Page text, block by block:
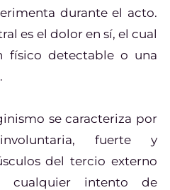
durante el acto.
es el dolor en sí, el cual
físico detectable o una
se caracteriza por
fuerte y
del tercio externo
intento de